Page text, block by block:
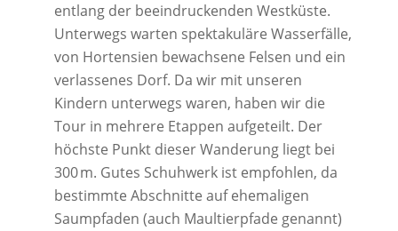
entlang der beeindruckenden Westküste.
Unterwegs warten spektakuläre Wasserfälle,
von Hortensien bewachsene Felsen und ein
verlassenes Dorf. Da wir mit unseren
Kindern unterwegs waren, haben wir die
Tour in mehrere Etappen aufgeteilt. Der
höchste Punkt dieser Wanderung liegt bei
300 m. Gutes Schuhwerk ist empfohlen, da
bestimmte Abschnitte auf ehemaligen
Saumpfaden (auch Maultierpfade genannt)